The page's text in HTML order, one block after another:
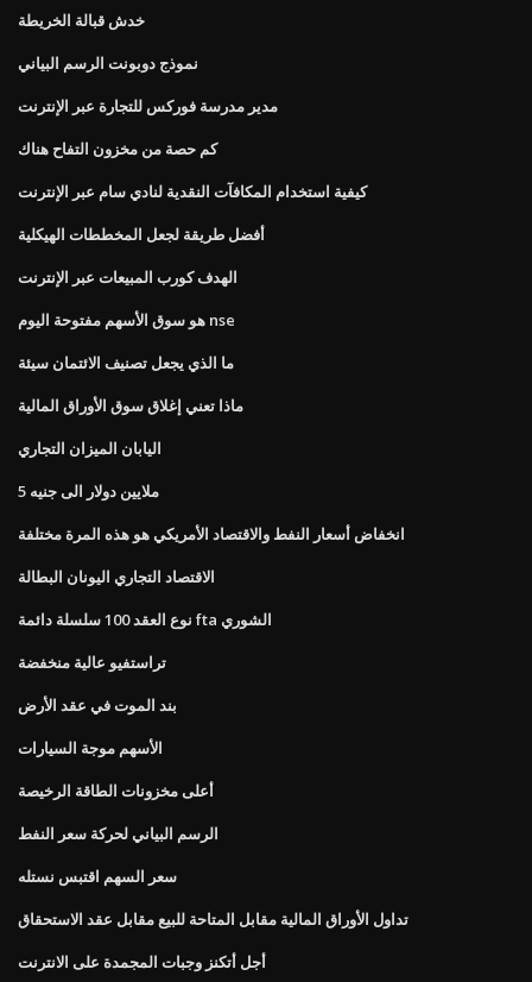
خدش قبالة الخريطة
نموذج دوبونت الرسم البياني
مدير مدرسة فوركس للتجارة عبر الإنترنت
كم حصة من مخزون التفاح هناك
كيفية استخدام المكافآت النقدية لنادي سام عبر الإنترنت
أفضل طريقة لجعل المخططات الهيكلية
الهدف كورب المبيعات عبر الإنترنت
هو سوق الأسهم مفتوحة اليوم nse
ما الذي يجعل تصنيف الائتمان سيئة
ماذا تعني إغلاق سوق الأوراق المالية
اليابان الميزان التجاري
5 ملايين دولار الى جنيه
انخفاض أسعار النفط والاقتصاد الأمريكي هو هذه المرة مختلفة
الاقتصاد التجاري اليونان البطالة
نوع العقد 100 سلسلة دائمة fta الشوري
تراستفيو عالية منخفضة
بند الموت في عقد الأرض
الأسهم موجة السيارات
أعلى مخزونات الطاقة الرخيصة
الرسم البياني لحركة سعر النفط
سعر السهم اقتبس نستله
تداول الأوراق المالية مقابل المتاحة للبيع مقابل عقد الاستحقاق
أجل أتكنز وجبات المجمدة على الانترنت